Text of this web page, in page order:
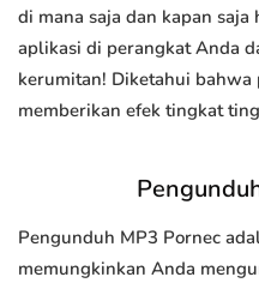
di mana saja dan kapan
aplikasi di perangkat Anda
kerumitan! Diketahui
memberikan efek tingkat
Pengunduh MP3 Pornec
memungkinkan Anda